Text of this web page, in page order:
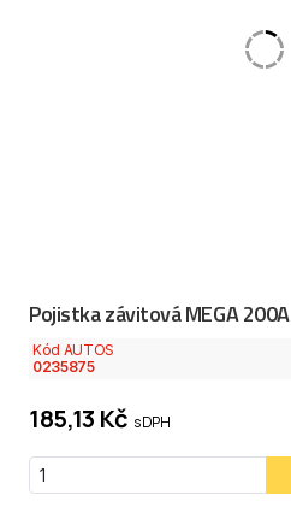
Pojistka závitová MEGA 200A
Kód AUTOS
0235875
185,13 Kč s DPH